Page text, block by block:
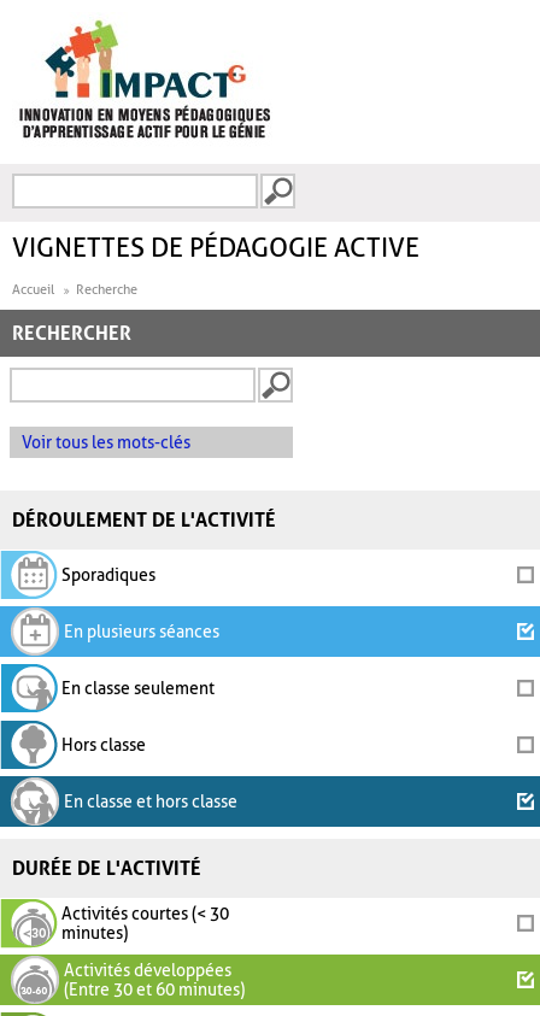
FORMULAIRE DE
VIGNETTES DE PÉDAGOGIE ACTIVE
Accueil Recherche
RECHERCHER
Voir tous les mots-clés
DÉROULEMENT DE L'ACTIVITÉ
Sporadiques
En plusieurs séances
En classe seulement
Hors classe
En classe et hors classe
DURÉE DE L'ACTIVITÉ
Activités courtes (< 30
minutes)
Activités développées
(Entre 30 et 60 minutes)